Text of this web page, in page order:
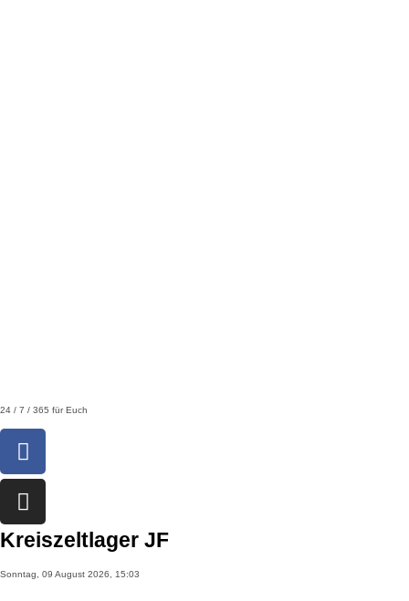
24 / 7 / 365 für Euch
Kreiszeltlager JF
Sonntag, 09 August 2026, 15:03